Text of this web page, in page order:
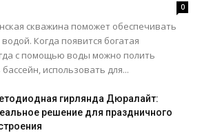
0
скважина поможет обеспечивать
Когда появится богатая
с помощью воды можно полить
использовать для...
гирлянда Дюралайт:
решение для праздничного